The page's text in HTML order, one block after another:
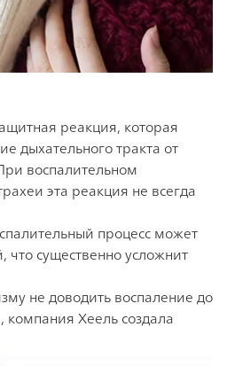
реакция, которая
дыхательного тракта от
воспалительном
эта реакция не всегда
процесс может
что существенно усложнит
не доводить воспаление до
компания Хеель создала